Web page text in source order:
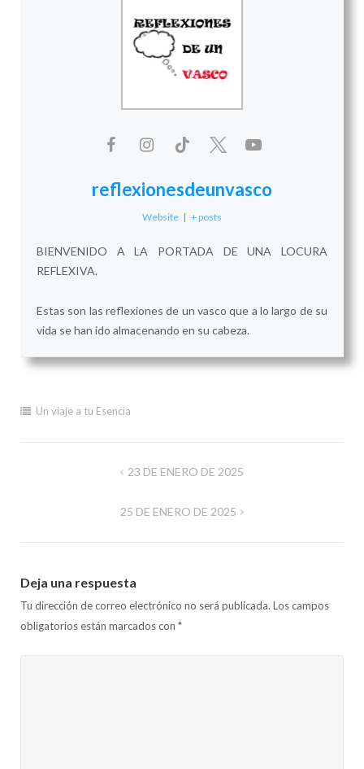
reflexionesdeunvasco
Website | + posts
BIENVENIDO A LA PORTADA DE UNA LOCURA
REFLEXIVA.
Estas son las reflexiones de un vasco que a lo largo de su
vida se han ido almacenando en su cabeza.
Un viaje a tu Esencia
23 DE ENERO DE 2025
25 DE ENERO DE 2025
Deja una respuesta
Tu dirección de correo electrónico no será publicada. Los campos
obligatorios están marcados con *